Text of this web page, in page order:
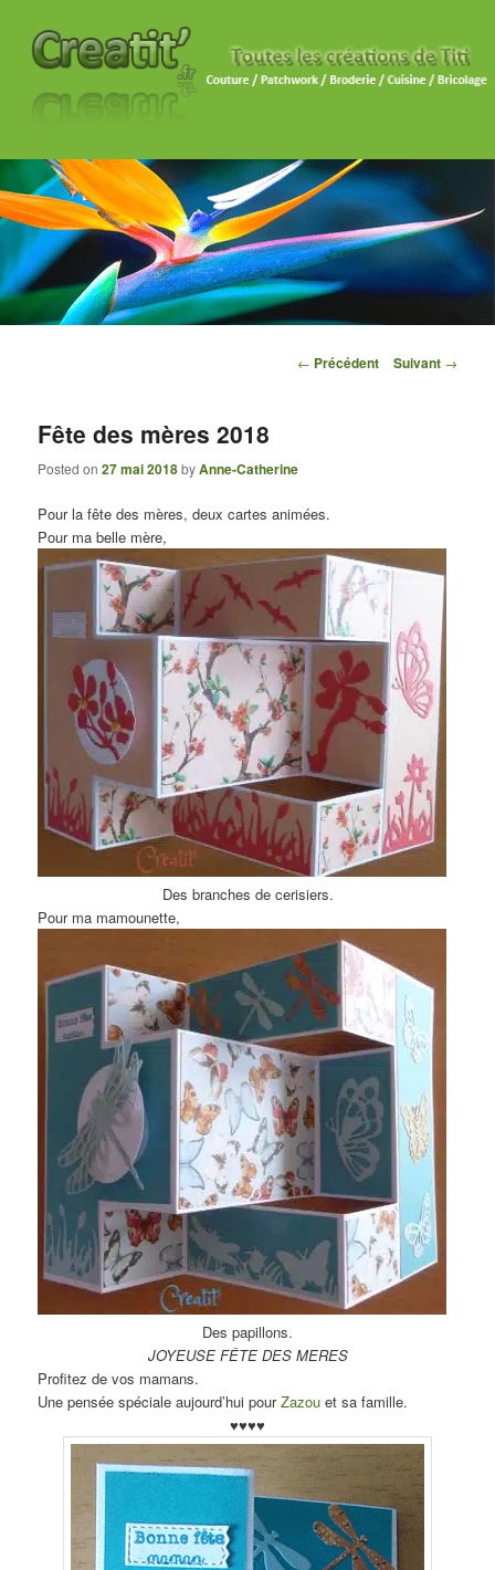
Navigation des articles
← Précédent Suivant →
Fête des mères 2018
Posted on27 mai 2018byAnne-Catherine
Pour la fête des mères, deux cartes animées.
Pour ma belle mère,
Des branches de cerisiers.
Pour ma mamounette,
Des papillons.
JOYEUSE FÊTE DES MERES
Profitez de vos mamans.
Une pensée spéciale aujourd’hui pourZazou et sa famille.
♥♥♥♥